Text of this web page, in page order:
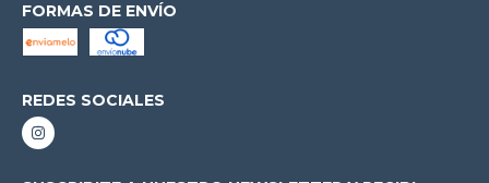
FORMAS DE ENVÍO
REDES SOCIALES